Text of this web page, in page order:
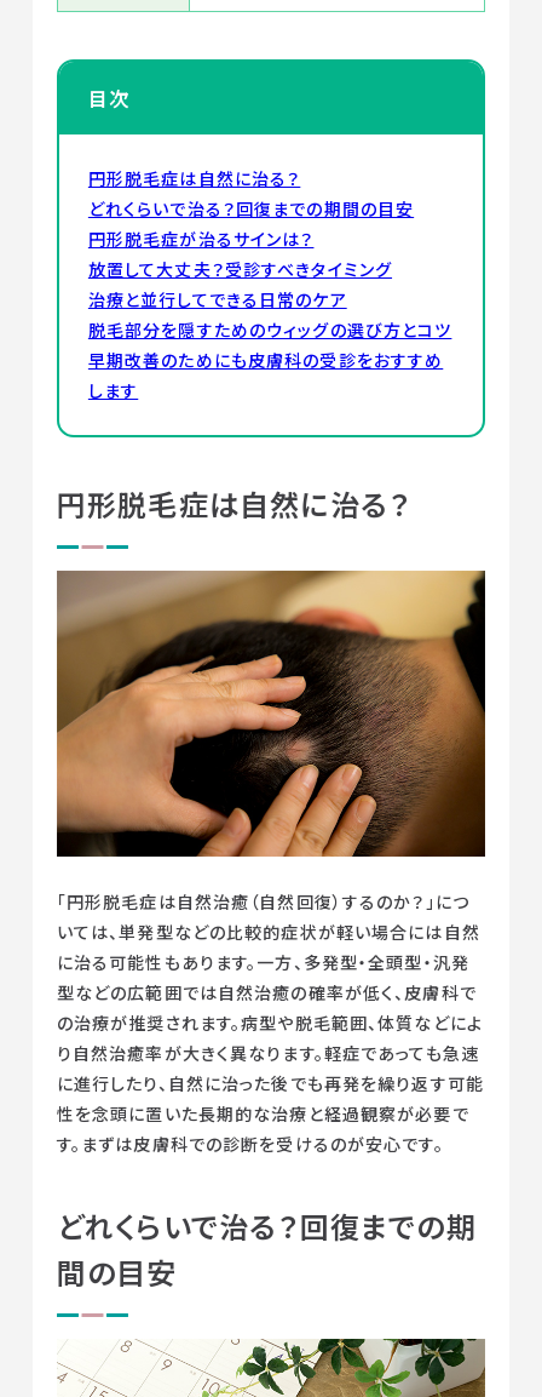
目次
円形脱毛症は自然に治る？
どれくらいで治る？回復までの期間の目安
円形脱毛症が治るサインは？
放置して大丈夫？受診すべきタイミング
治療と並行してできる日常のケア
脱毛部分を隠すためのウィッグの選び方とコツ
早期改善のためにも皮膚科の受診をおすすめ
します
円形脱毛症は自然に治る？
「円形脱毛症は自然治癒（自然回復）するのか？」につ
いては、単発型などの比較的症状が軽い場合には自然
に治る可能性もあります。一方、多発型・全頭型・汎発
型などの広範囲では自然治癒の確率が低く、皮膚科で
の治療が推奨されます。病型や脱毛範囲、体質などによ
り自然治癒率が大きく異なります。軽症であっても急速
に進行したり、自然に治った後でも再発を繰り返す可能
性を念頭に置いた長期的な治療と経過観察が必要で
す。まずは皮膚科での診断を受けるのが安心です。
どれくらいで治る？回復までの期
間の目安